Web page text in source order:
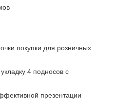
покупки для розничных
4 подносов с
презентации